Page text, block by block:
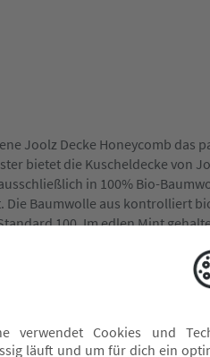
Joolz Decke Honeycomb das
bietet die Kuscheldecke von
in 100% Bio-
Baumwolle aus kontrolliert
100. Im edlen Mint
- ob im Kinderwagen oder